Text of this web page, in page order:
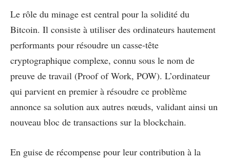
Le rôle du minage est central pour la solidité du
Bitcoin. Il consiste à utiliser des ordinateurs hautement
performants pour résoudre un casse-tête
cryptographique complexe, connu sous le nom de
preuve de travail (Proof of Work, POW). L’ordinateur
qui parvient en premier à résoudre ce problème
annonce sa solution aux autres nœuds, validant ainsi un
nouveau bloc de transactions sur la blockchain.
En guise de récompense pour leur contribution à la